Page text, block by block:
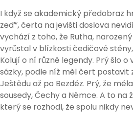
I když se akademický předobraz
zeď”, čerta na jevišti doslova
vychází z toho, že Rutha,
vyrůstal v blízkosti čedičové
Kolují o ní různé legendy. Prý šlo
sázky, podle níž měl čert postavit
Ještědu až po Bezděz. Prý, že
sousedy, Čechy a Němce. A to na
který se rozhodl, že spolu nikdy